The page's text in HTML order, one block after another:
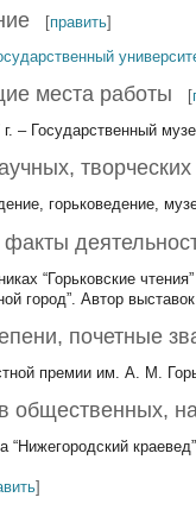
[править]
места работы [
г. – Государственный
горьковедение,
“Горьковские
город”. Автор
почетные
премии им. А. М.
общественных,
“Нижегородский
]